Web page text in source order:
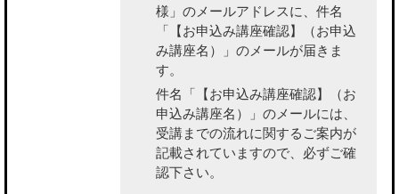
様」のメールアドレスに、件名
「【お申込み講座確認】（お申込
み講座名）」のメールが届きま
す。
件名「【お申込み講座確認】（お
申込み講座名）」のメールには、
受講までの流れに関するご案内が
記載されていますので、必ずご確
認下さい。